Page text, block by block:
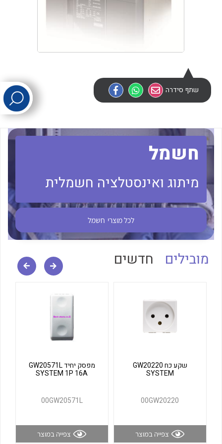
לכל מוצרי היצרן לכל מוצרי היצרן
לכל מוצרי היצרן
שתף סידרה
חשמל
מיתוג ואינסטלציה חשמלית
לכל מוצרי חשמל
מובילים חדשים
שקע כח GW20220
SYSTEM
00GW20220
צפייה במוצר
מפסק יחיד GW20571L
SYSTEM 1P 16A
00GW20571L
צפייה במוצר